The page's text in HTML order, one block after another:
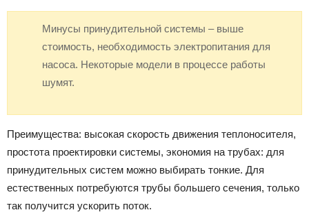
Минусы принудительной системы – выше
стоимость, необходимость электропитания для
насоса. Некоторые модели в процессе работы
шумят.
Преимущества: высокая скорость движения теплоносителя,
простота проектировки системы, экономия на трубах: для
принудительных систем можно выбирать тонкие. Для
естественных потребуются трубы большего сечения, только
так получится ускорить поток.